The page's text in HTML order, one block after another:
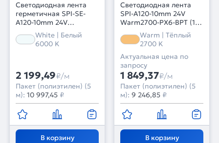
Светодиодная лента
герметичная SPI-SE-
A120-10mm 24V
White6000-PX6-BPT (11
W/m, IP65, 2835, 5m)
(Arlight, бегущий огонь)
White | Белый
6000 K
2 199,49₽/м
Пакет (полиэтилен) (5
м): 10 997,45 ₽
В корзину
Светодиодная лента
SPI-A120-10mm 24V
Warm2700-PX6-BPT (11
W/m, IP20, 2835, 5m)
(Arlight, бегущий огонь)
Warm | Тёплый
2700 K
Актуальная цена по
запросу
1 849,37₽/м
Пакет (полиэтилен) (5
м): 9 246,85 ₽
В корзину